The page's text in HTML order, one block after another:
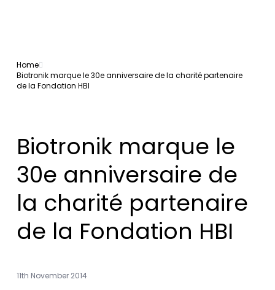
Home
Biotronik marque le 30e anniversaire de la charité partenaire
de la Fondation HBI
Biotronik marque le
30e anniversaire de
la charité partenaire
de la Fondation HBI
11th November 2014